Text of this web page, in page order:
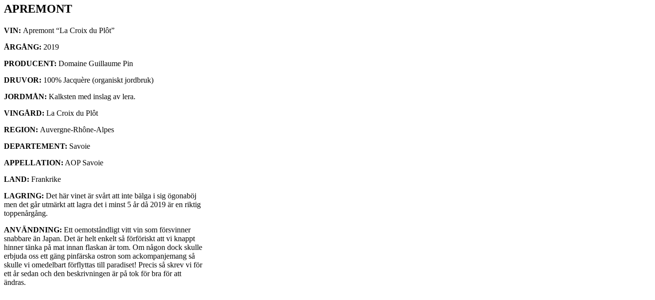
APREMONT
VIN: Apremont “La Croix du Plôt”
ÅRGÅNG: 2019
PRODUCENT: Domaine Guillaume Pin
DRUVOR: 100% Jacquère (organiskt jordbruk)
JORDMÅN: Kalksten med inslag av lera.
VINGÅRD: La Croix du Plôt
REGION: Auvergne-Rhône-Alpes
DEPARTEMENT: Savoie
APPELLATION: AOP Savoie
LAND: Frankrike
LAGRING: Det här vinet är svårt att inte bälga i sig ögonaböj
men det går utmärkt att lagra det i minst 5 år då 2019 är en riktig
toppenårgång.
ANVÄNDNING: Ett oemotståndligt vitt vin som försvinner
snabbare än Japan. Det är helt enkelt så förföriskt att vi knappt
hinner tänka på mat innan flaskan är tom. Om någon dock skulle
erbjuda oss ett gäng pinfärska ostron som ackompanjemang så
skulle vi omedelbart förflyttas till paradiset! Precis så skrev vi för
ett år sedan och den beskrivningen är på tok för bra för att
ändras.